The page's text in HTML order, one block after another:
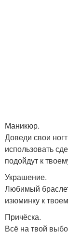
Маникюр.
Доведи свои
использовать
подойдут к
Украшение.
Любимый
изюминку к
Причёска.
Всё на твой